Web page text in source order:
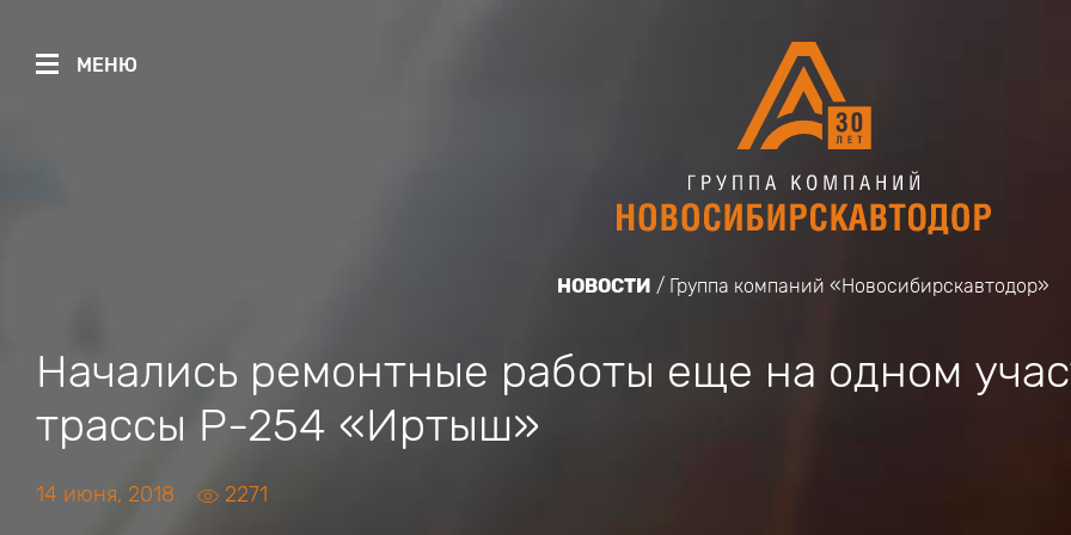
МЕНЮ
НОВОСТИ Группа компаний «Новосибирскавтодор»
Начались ремонтные работы еще на одном
трассы Р-254 «Иртыш»
14 июня, 2018 2271